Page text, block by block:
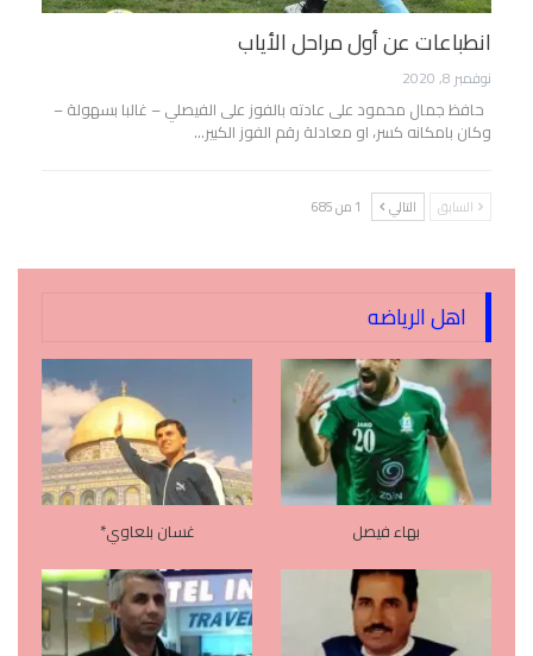
انطباعات عن أول مراحل الأياب
نوفمبر 8, 2020
حافظ جمال محمود على عادته بالفوز على الفيصلي – غالبا بسهولة –
وكان بامكانه كسر، او معادلة رقم الفوز الكبير…
السابق التالي 1 من 685
اهل الرياضه
بهاء فيصل غسان بلعاوي*